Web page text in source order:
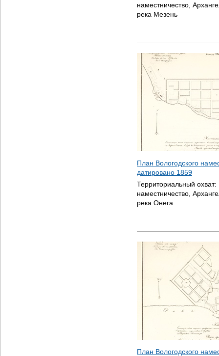
наместничество,
река Мезень
План Вологодского
датировано 1859
Территориальный охват:
наместничество,
река Онега
План Вологодского